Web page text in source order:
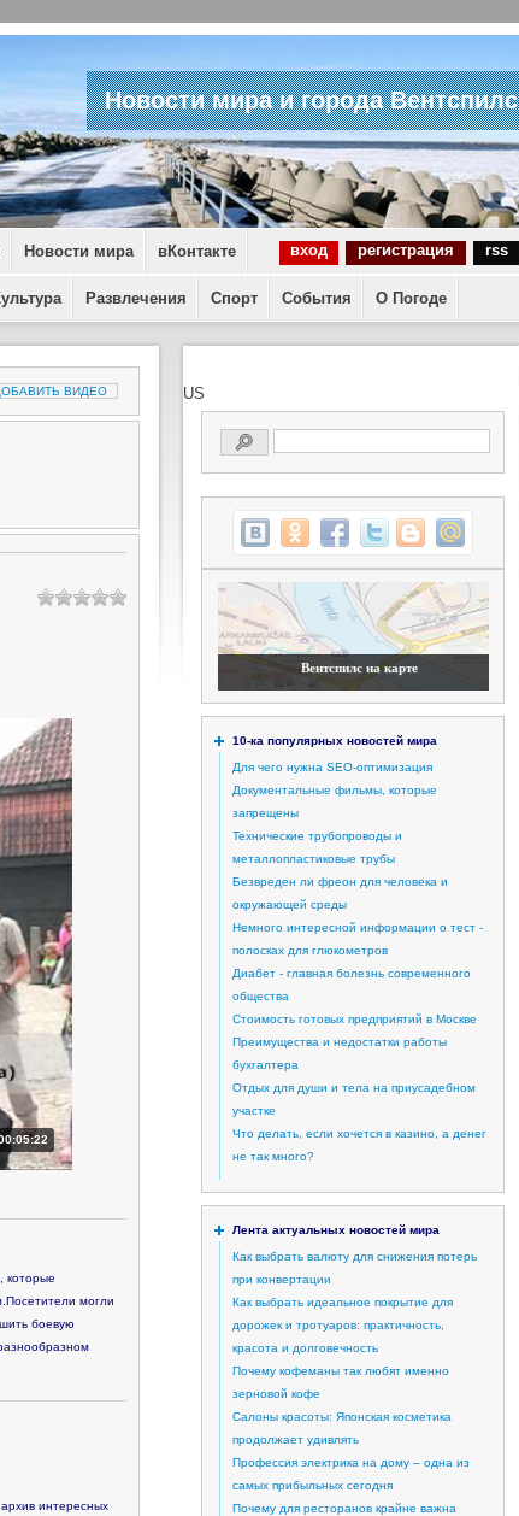
Новости мира и города Вентспилс
Новости мира вКонтакте вход регистрация rss
Развлечения Спорт События О Погоде
ВИДЕО
которые
могли
боевую
интересных
US
Вентспилс на карте
10-ка популярных новостей мира
Для чего нужна SEO-оптимизация
Документальные фильмы, которые
запрещены
Технические трубопроводы и
металлопластиковые трубы
Безвреден ли фреон для человека и
окружающей среды
Немного интересной информации о тест -
полосках для глюкометров
Диабет - главная болезнь современного
общества
Стоимость готовых предприятий в Москве
Преимущества и недостатки работы
бухгалтера
Отдых для души и тела на приусадебном
участке
Что делать, если хочется в казино, а денег
не так много?
Лента актуальных новостей мира
Как выбрать валюту для снижения потерь
при конвертации
Как выбрать идеальное покрытие для
дорожек и тротуаров: практичность,
красота и долговечность
Почему кофеманы так любят именно
зерновой кофе
Салоны красоты: Японская косметика
продолжает удивлять
Профессия электрика на дому – одна из
самых прибыльных сегодня
Почему для ресторанов крайне важна